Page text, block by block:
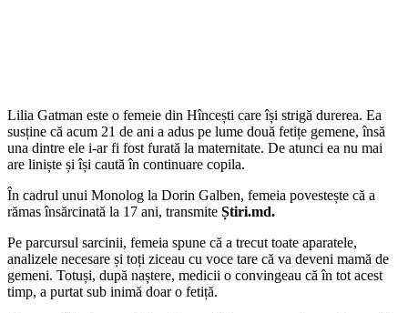
Lilia Gatman este o femeie din Hîncești care își strigă durerea. Ea
susține că acum 21 de ani a adus pe lume două fetițe gemene, însă
una dintre ele i-ar fi fost furată la maternitate. De atunci ea nu mai
are liniște și își caută în continuare copila.
În cadrul unui Monolog la Dorin Galben, femeia povestește că a
rămas însărcinată la 17 ani, transmite Știri.md.
Pe parcursul sarcinii, femeia spune că a trecut toate aparatele,
analizele necesare și toți ziceau cu voce tare că va deveni mamă de
gemeni. Totuși, după naștere, medicii o convingeau că în tot acest
timp, a purtat sub inimă doar o fetiță.